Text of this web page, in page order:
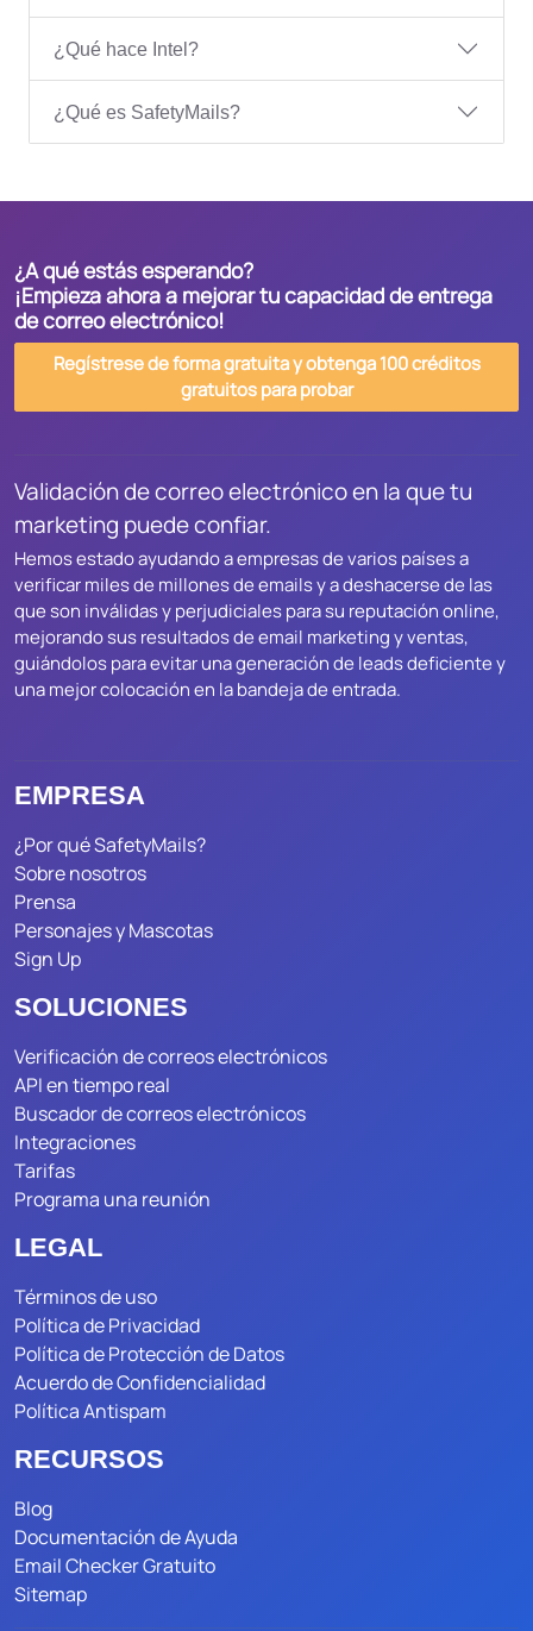
¿Qué hace Intel?
¿Qué es SafetyMails?
¿A qué estás esperando?
¡Empieza ahora a mejorar tu capacidad de entrega
de correo electrónico!
Regístrese de forma gratuita y obtenga 100 créditos
gratuitos para probar
Validación de correo electrónico en la que tu
marketing puede confiar.
Hemos estado ayudando a empresas de varios países a
verificar miles de millones de emails y a deshacerse de las
que son inválidas y perjudiciales para su reputación online,
mejorando sus resultados de email marketing y ventas,
guiándolos para evitar una generación de leads deficiente y
una mejor colocación en la bandeja de entrada.
EMPRESA
¿Por qué SafetyMails?
Sobre nosotros
Prensa
Personajes y Mascotas
Sign Up
SOLUCIONES
Verificación de correos electrónicos
API en tiempo real
Buscador de correos electrónicos
Integraciones
Tarifas
Programa una reunión
LEGAL
Términos de uso
Política de Privacidad
Política de Protección de Datos
Acuerdo de Confidencialidad
Política Antispam
RECURSOS
Blog
Documentación de Ayuda
Email Checker Gratuito
Sitemap